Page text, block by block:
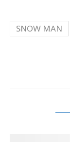
SNOW MAN